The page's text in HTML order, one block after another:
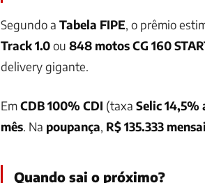
Segundo a Tabela FIPE, o prêmio
Track 1.0ou 848 motos CG 160
delivery gigante.
EmCDB 100% CDI (taxa Selic 14,5%
mês. Na poupança, R$ 135.333
Quando sai o próximo?